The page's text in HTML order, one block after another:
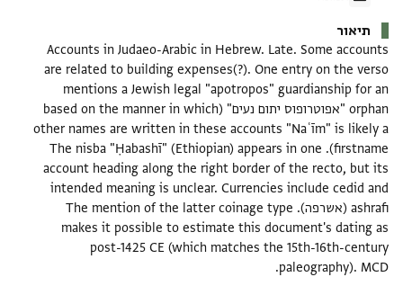
תיאור
Accounts in Judaeo-Arabic in Hebrew. Late. Some accounts
are related to building expenses(?). One entry on the verso
mentions a Jewish legal "apotropos" guardianship for an
orphan "אפוטרופוס יתום נעים" (based on the manner in which
other names are written in these accounts "Naʿīm" is likely a
firstname). The nisba "Ḥabashī" (Ethiopian) appears in one
account heading along the right border of the recto, but its
intended meaning is unclear. Currencies include cedid and
ashrafi (אשרפה). The mention of the latter coinage type
makes it possible to estimate this document's dating as
post-1425 CE (which matches the 15th-16th-century
paleography). MCD.